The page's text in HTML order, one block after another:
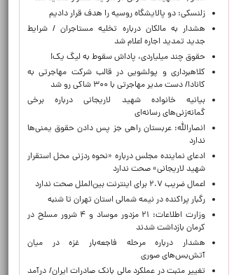
زلنسکی: دو پالایشگاه روسیه را هدف قرار دادیم
هشدار به مالکان درباره تخلیه مستاجران / شرایط
جدید تمدید اجاره اعلام شد
حقوق چند میلیاردی، پاداش سقوط به لیگ یک!
کلاهبرداری و پولشویی در قالب شرکت مهاجرتی به
کانادا/ دست مدیر مهاجرتی با ۳۰۰ شاکی رو شد
بیانیه خانواده شهید لاریجانی درباره برخی
گمانه‌زنی‌های رسانه‌ای
انصارالله: عربستان راهی جز پس دادن حقوق یمنی‌ها
ندارد
ادعای نماینده مجلس درباره «نحوه ردزنی محل استقرار
شهید لاریجانی» صحت ندارد
اعمال ضریب ۲.۷ برای اینترنت بین‌الملل صحت ندارد
رگبار پراکنده در نیمه شمالی استان تهران تا شنبه
وزارت اطلاعات: ۲۱ مزدور موساد و ۴ شرور مسلح در
کرمان بازداشت شدند
هشدار درباره مرحله فاجعه‌بار غزه در میان
آتش‌بس‌های صوری
تغییر مثبت در عملکرد مالی بانک صادرات ایران/ درآمد